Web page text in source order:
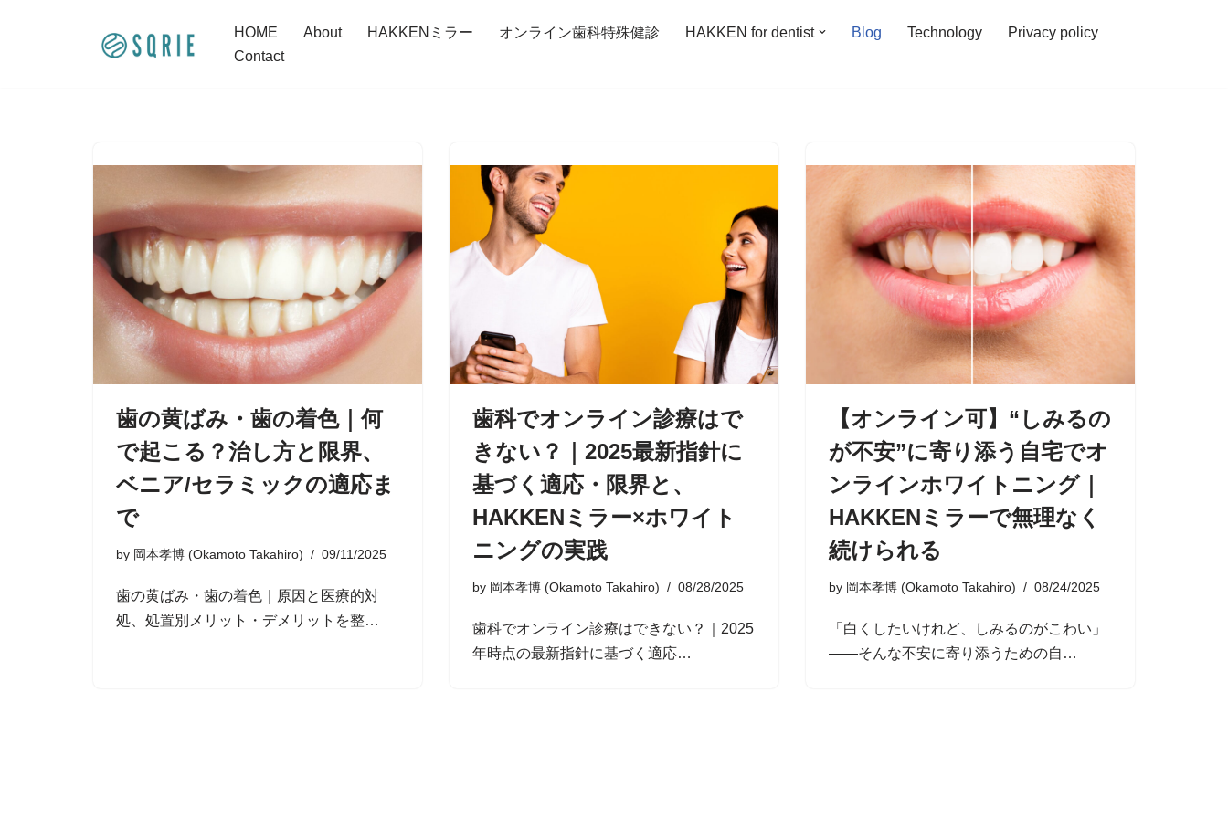
HOME About HAKKENミラー オンライン歯科特殊健診 HAKKEN for dentist Blog Technology
Privacy policy
Contact
歯の黄ばみ・歯の着色｜何
で起こる？治し方と限界、
ベニア/セラミックの適応ま
で
by 岡本孝博 (Okamoto Takahiro) 09/11/2025
歯の黄ばみ・歯の着色｜原因と医療的対
処、処置別メリット・デメリットを整…
歯科でオンライン診療はで
きない？｜2025最新指針に
基づく適応・限界と、
HAKKENミラー×ホワイト
ニングの実践
by 岡本孝博 (Okamoto Takahiro) 08/28/2025
歯科でオンライン診療はできない？｜2025
年時点の最新指針に基づく適応…
【オンライン可】“しみるの
が不安”に寄り添う自宅でオ
ンラインホワイトニング｜
HAKKENミラーで無理なく
続けられる
by 岡本孝博 (Okamoto Takahiro) 08/24/2025
「白くしたいけれど、しみるのがこわい」
——そんな不安に寄り添うための自…